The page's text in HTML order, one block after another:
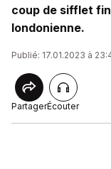
coup de sifflet
londonienne.
Publié: 17.01.2023 à
PartagerÉcouter